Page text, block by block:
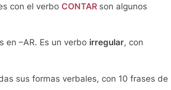
con el verbo CONTAR son algunos
en –AR. Es un verbo irregular, con
sus formas verbales, con 10 frases de